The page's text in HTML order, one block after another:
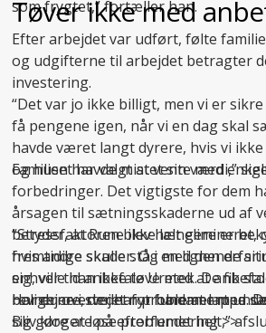
som frygtet,” fortæller han.
Tøver ikke med
Efter arbejdet var udført, følte
og udgifterne til arbejdet betragter
investering.
“Det var jo ikke billigt, men vi er
få pengene igen, når vi en dag skal
havde været langt dyrere, hvis vi
og huset havde mistet sin værdi,”
Familien har valgt at vente med
forbedringer. Det vigtigste for dem
årsagen til sætningsskaderne ud af
betyder, at Rune ikke længere er
fremtidige skader. Og med den
sig, ville han ikke tøve med at
boligejere, der har problemer med
“Stressfaktoren blev helt elimineret,
hvis andre skulle stå i en lignende
enhver tid anbefale Uretek. De fik
revnerne i stedet for bare at lappe.
sig gøre at løse problemet helt,”
Har du overvejet nyt fundament
Bliv klogere påefterfundering >>